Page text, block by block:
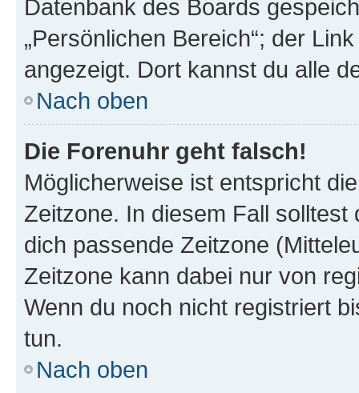
Datenbank des Boards
„Persönlichen Bereich“; der
angezeigt. Dort kannst du alle
Nach oben
Die Forenuhr geht falsch!
Möglicherweise ist entspricht
Zeitzone. In diesem Fall solltest
dich passende Zeitzone
Zeitzone kann dabei nur von
Wenn du noch nicht registriert
tun.
Nach oben